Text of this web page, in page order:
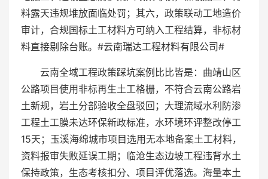
料露天违规堆放面临处罚；其六，政策联动工地造价
审计，合规国标土工材料方可纳入工程结算，非标材
料直接剔除台账。#云南瑞达工程材料有限公司#
云南全域工程政策踩坑案例比比皆是：曲靖山区
公路项目使用非标再生土工格栅，不符合云南公路岩
土新规，岩土分部验收全盘驳回；大理流域水利防渗
工程土工膜未达环保新政标准，水环境环评整改停工
15天；玉溪海绵城市项目选用无本地备案土工材料，
资料报审失败延误工期；临沧生态边坡工程违背水土
保持政策，生态考核扣分、项目评优落选。海量本土